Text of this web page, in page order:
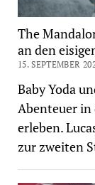
The
an den
15. SEPTEMBER
Baby Yoda
Abenteuer in
erleben.
zur zweiten